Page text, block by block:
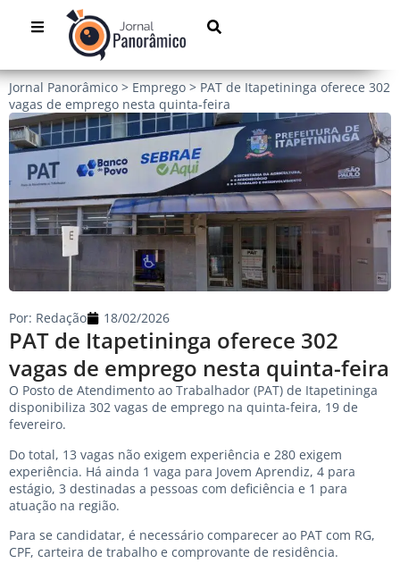
Jornal Panorâmico > Emprego > PAT de Itapetininga oferece 302
vagas de emprego nesta quinta-feira
PAT de Itapetininga oferece 302
vagas de emprego nesta quinta-feira
Por: Redação 18/02/2026
O Posto de Atendimento ao Trabalhador (PAT) de Itapetininga
disponibiliza 302 vagas de emprego na quinta-feira, 19 de
fevereiro.
Do total, 13 vagas não exigem experiência e 280 exigem
experiência. Há ainda 1 vaga para Jovem Aprendiz, 4 para
estágio, 3 destinadas a pessoas com deficiência e 1 para
atuação na região.
Para se candidatar, é necessário comparecer ao PAT com RG,
CPF, carteira de trabalho e comprovante de residência.